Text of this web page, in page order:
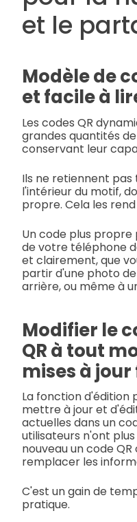
et le
Modèle de
et facile à
Les codes QR
grandes quantités
conservant leur
Ils ne retiennent pas
l'intérieur du motif,
propre. Cela les
Un code plus
de votre téléphone
et clairement, que
partir d'une photo
arrière, ou même à
Modifier le
QR à tout
mises à
La fonction d'édition
mettre à jour et
actuelles dans un
utilisateurs n'ont
nouveau un code
remplacer les
C'est un gain de
pratique.